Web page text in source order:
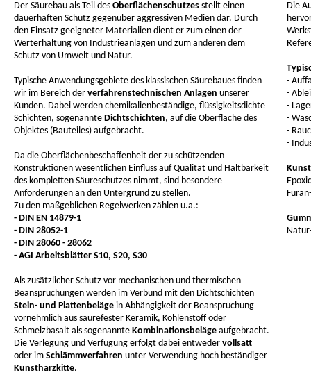
Der Säurebau als Teil des Oberflächenschutzes stellt einen
dauerhaften Schutz gegenüber aggressiven Medien dar. Durch
den Einsatz geeigneter Materialien dient er zum einen der
Werterhaltung von Industrieanlagen und zum anderen dem
Schutz von Umwelt und Natur.
Typische Anwendungsgebiete des klassischen Säurebaues finden
wir im Bereich der verfahrenstechnischen Anlagen unserer
Kunden. Dabei werden chemikalienbeständige, flüssigkeitsdichte
Schichten, sogenannte Dichtschichten, auf die Oberfläche des
Objektes (Bauteiles) aufgebracht.
Da die Oberflächenbeschaffenheit der zu schützenden
Konstruktionen wesentlichen Einfluss auf Qualität und Haltbarkeit
des kompletten Säureschutzes nimmt, sind besondere
Anforderungen an den Untergrund zu stellen.
Zu den maßgeblichen Regelwerken zählen u.a.:
- DIN EN 14879-1
- DIN 28052-1
- DIN 28060 - 28062
- AGI Arbeitsblätter S10, S20, S30
Als zusätzlicher Schutz vor mechanischen und thermischen
Beanspruchungen werden im Verbund mit den Dichtschichten
Stein- und Plattenbeläge in Abhängigkeit der Beanspruchung
vornehmlich aus säurefester Keramik, Kohlenstoff oder
Schmelzbasalt als sogenannte Kombinationsbeläge aufgebracht.
Die Verlegung und Verfugung erfolgt dabei entweder vollsatt
oder im Schlämmverfahren unter Verwendung hoch beständiger
Kunstharzkitte.
Die
-
-
-
-
-
-